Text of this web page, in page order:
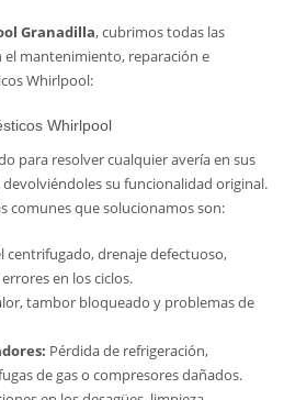
Granadilla, cubrimos todas las
el mantenimiento, reparación e
Whirlpool:
Whirlpool
para resolver cualquier avería en sus
su funcionalidad original.
comunes que solucionamos son:
centrifugado, drenaje defectuoso,
en los ciclos.
tambor bloqueado y problemas de
Pérdida de refrigeración,
de gas o compresores dañados.